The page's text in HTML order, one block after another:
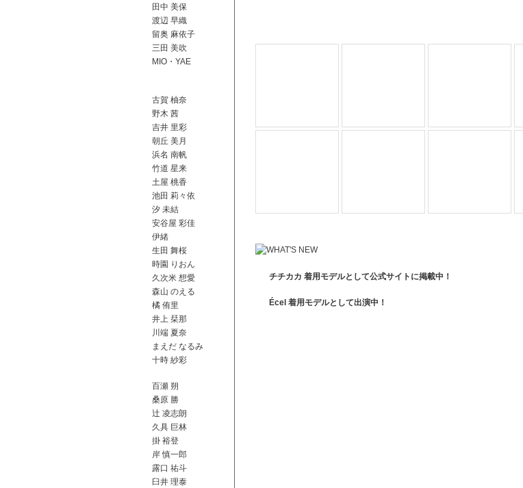
田中 美保
渡辺 早織
留奥 麻依子
三田 美吹
MIO・YAE
古賀 柚奈
野木 茜
吉井 里彩
朝丘 美月
浜名 南帆
竹道 星来
土屋 桃香
池田 莉々依
汐 未結
安谷屋 彩佳
伊緒
生田 舞桜
時園 りおん
久次米 想愛
森山 のえる
橘 侑里
井上 栞那
川端 夏奈
まえだ なるみ
十時 紗彩
百瀬 朔
桑原 勝
辻 凌志朗
久具 巨林
掛 裕登
岸 慎一郎
露口 祐斗
臼井 理泰
チチカカ 着用モデルとして公式サイトに掲載中！
Écel 着用モデルとして出演中！